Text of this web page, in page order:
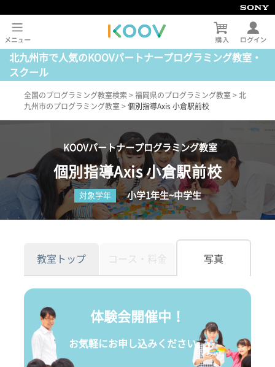
北九州市で人気のKOOVパートナープログラミング教室・
スクール
全国のプログラミング教室検索 > 福岡県のプログラミング教室 > 北
九州市のプログラミング教室 > 個別指導Axis 小倉駅前校
KOOVパートナープログラミング教室
個別指導Axis 小倉駅前校
対象学年 小学1年生~中学生
教室トップ コース・料金 写真
体験会開催中！
お気軽にお申し込みください。